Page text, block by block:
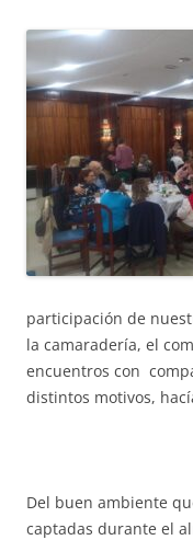
participación de
la camaradería, el
encuentros con
distintos motivos,
Del buen ambiente
captadas durante el